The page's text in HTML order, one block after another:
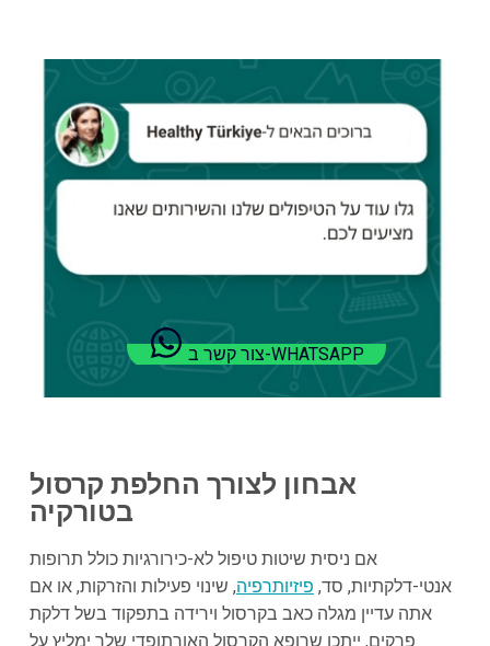
צור קשר ב-WHATSAPP
אבחון לצורך החלפת קרסול
בטורקיה
אם ניסית שיטות טיפול לא-כירורגיות כולל תרופות
אנטי-דלקתיות, סד, פיזיותרפיה, שינוי פעילות והזרקות, או אם
אתה עדיין מגלה כאב בקרסול וירידה בתפקוד בשל דלקת
פרקים, ייתכן שרופא הקרסול האורתופדי שלך ימליץ על